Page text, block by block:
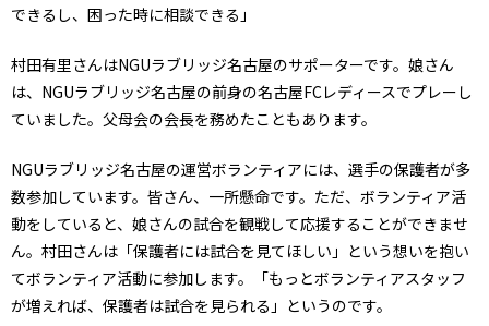
できるし、困った時に相談できる」
村田有里さんはNGUラブリッジ名古屋のサポーターです。娘さん
は、NGUラブリッジ名古屋の前身の名古屋FCレディースでプレーし
ていました。父母会の会長を務めたこともあります。
NGUラブリッジ名古屋の運営ボランティアには、選手の保護者が多
数参加しています。皆さん、一所懸命です。ただ、ボランティア活
動をしていると、娘さんの試合を観戦して応援することができませ
ん。村田さんは「保護者には試合を見てほしい」という想いを抱い
てボランティア活動に参加します。「もっとボランティアスタッフ
が増えれば、保護者は試合を見られる」というのです。